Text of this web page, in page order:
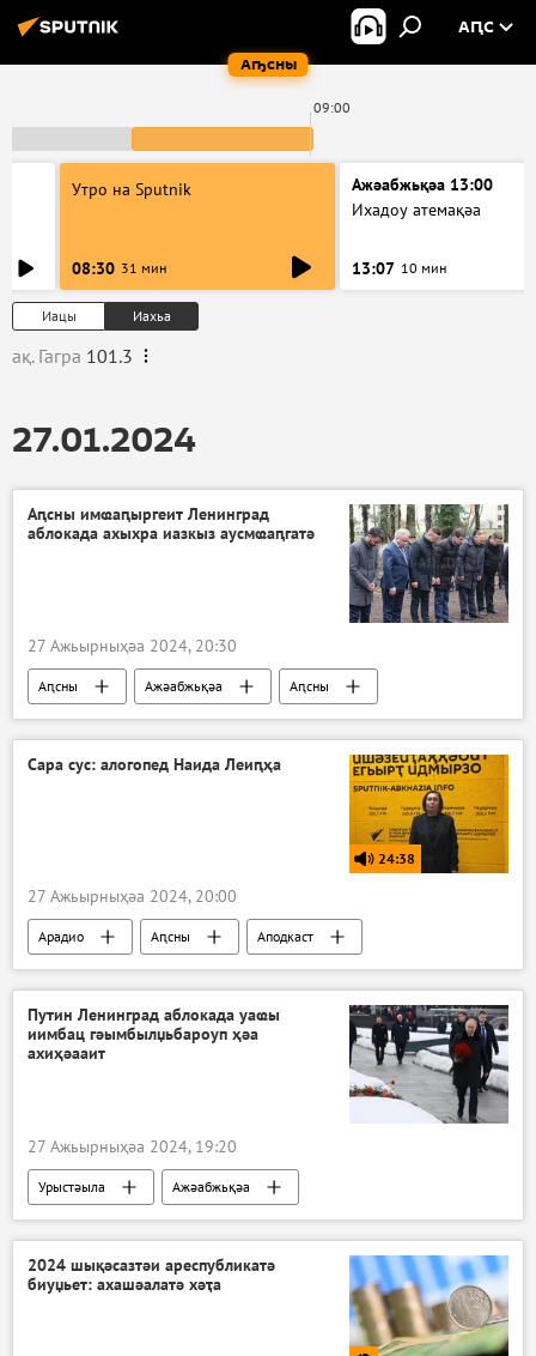
Аҧсны
АԤС
09:00
Утро на Sputnik
08:30 31 мин
Ажәабжьқәа 13:00
Ихадоу атемақәа
13:07 10 мин
Иацы Иахьа
ақ. Гагра 101.3
27.01.2024
Аԥсны имҩаԥыргеит Ленинград
аблокада ахыхра иазкыз аусмҩаԥгатә
27 Ажьырныҳәа 2024, 20:30
Аԥсны Ажәабжьқәа
Аԥсны
Гал араион
Сара сус: алогопед Наида Леиԥҳа
24:38
27 Ажьырныҳәа 2024, 20:00
Арадио Аԥсны Аподкаст
Путин Ленинград аблокада уаҩы
иимбац гәымбылџьбароуп ҳәа
ахиҳәааит
27 Ажьырныҳәа 2024, 19:20
Урыстәыла
Ажәабжьқәа
Владимир Путин
2024 шықәсазтәи ареспубликатә
биуџьет: ахашәалатә хәҭа